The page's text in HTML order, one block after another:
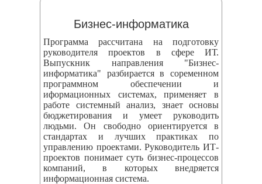
Бизнес-информатика
Программа рассчитана на подготовку
руководителя проектов в сфере ИТ.
Выпускник направления "Бизнес-
информатика" разбирается в соременном
программном обеспечении и
иформационных системах, применяет в
работе системный анализ, знает основы
бюджетирования и умеет руководить
людьми. Он свободно ориентируется в
стандартах и лучших практиках по
управлению проектами. Руководитель ИТ-
проектов понимает суть бизнес-процессов
компаний, в которых внедряется
информационная система.